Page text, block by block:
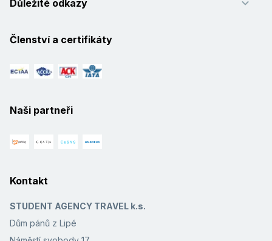
Důležité odkazy
Členství a certifikáty
Naši partneři
Kontakt
STUDENT AGENCY TRAVEL k.s.
Dům pánů z Lipé